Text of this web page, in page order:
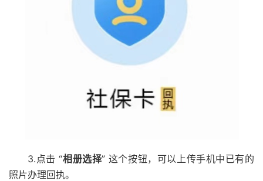
3.点击 “相册选择” 这个按钮，可以上传手机中已有的
照片办理回执。